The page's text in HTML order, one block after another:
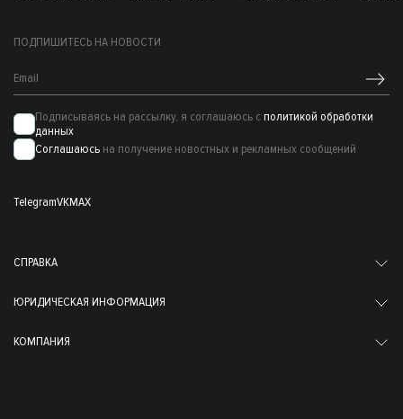
ПОДПИШИТЕСЬ НА НОВОСТИ
Подписываясь на рассылку, я соглашаюсь с политикой обработки
данных
Соглашаюсь на получение новостных и рекламных сообщений
TelegramVKMAX
СПРАВКА
ЮРИДИЧЕСКАЯ ИНФОРМАЦИЯ
КОМПАНИЯ